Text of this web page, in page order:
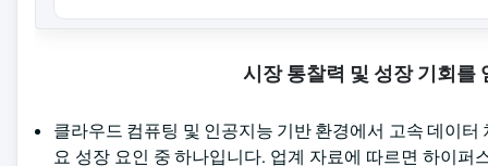
시장 통찰력 및 성장 기회를
클라우드 컴퓨팅 및 인공지능 기반 환경에서 고속 데이
요 성장 요인 중 하나입니다. 업계 자료에 따르면 하이퍼